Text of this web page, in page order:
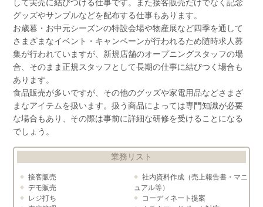
して実売に結びつける仕事です。また接客販売だけでなく記念
グッズやサンプルなどを配布する仕事もあります。
お歳暮・お中元シーズンの特設会場や物産展など四季を通して
さまざまなイベント・キャンペーンが行われるため随時求人募
集が行われていますが、新規店舗のオープニングスタッフの場
合、そのまま正規スタッフとして長期の仕事に結びつく場合も
あります。
食品販売が多いですが、その他のグッズや家電用品などさまざ
まなアイテムを扱います。扱う商品によっては専門知識が必要
な場合もあり、その際は事前に詳細な研修を受けることになる
でしょう。
業務リスト
接客販売
デモ販売
レジ打ち
社内資料作成（売上報告書・マニ
ュアル等）
コーディネート提案